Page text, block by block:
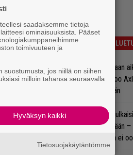
”Se oli oikeastaan
McKagan kertoo
AC/DC-pestiään
Marko Annala
soolodebyytiltään –
tällaista musaa ei
saadaksemme tietoja
ominaisuuksista. Pääset
toimivuuteen ja
suostumusta, jos niillä on siihen
milloin tahansa seuraavalla
Hyväksyn kaikki
Tietosuojakäytäntömme